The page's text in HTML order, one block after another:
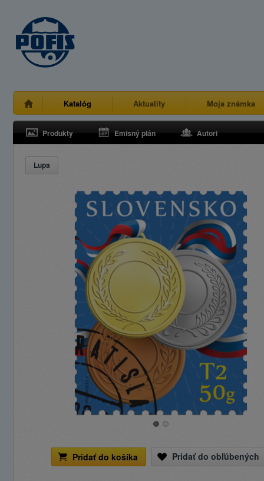
Katalóg Aktuality Moja známka
Produkty Emisný plán Autori
Lupa
Pridať do košíka Pridať do obľúbených